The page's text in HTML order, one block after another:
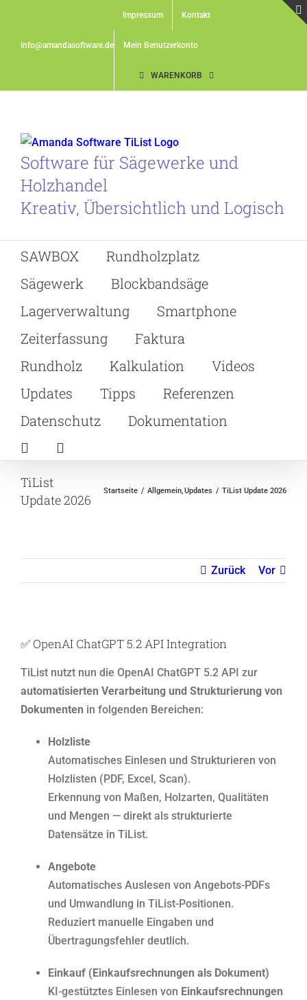
contentinfo@amandasoftware.de
Impressum Kontakt
Mein Benutzerkonto
WARENKORB
Software für Sägewerke und
Holzhandel
Kreativ, Übersichtlich und Logisch
SAWBOX
Rundholzplatz
Sägewerk
Blockbandsäge
Lagerverwaltung
Smartphone
Zeiterfassung
Faktura
Rundholz
Kalkulation
Videos
Updates
Tipps
Referenzen
Datenschutz
Dokumentation
TiList
Update 2026
Startseite Allgemein Updates TiList Update 2026
Zurück Vor
✅ OpenAI ChatGPT 5.2 API Integration
TiList nutzt nun die OpenAI ChatGPT 5.2 API zur
automatisierten Verarbeitung und Strukturierung von
Dokumenten in folgenden Bereichen:
Holzliste
Automatisches Einlesen und Strukturieren von
Holzlisten (PDF, Excel, Scan).
Erkennung von Maßen, Holzarten, Qualitäten
und Mengen — direkt als strukturierte
Datensätze in TiList.
Angebote
Automatisches Auslesen von Angebots-PDFs
und Umwandlung in TiList-Positionen.
Reduziert manuelle Eingaben und
Übertragungsfehler deutlich.
Einkauf (Einkaufsrechnungen als Dokument)
KI-gestütztes Einlesen von Einkaufsrechnungen